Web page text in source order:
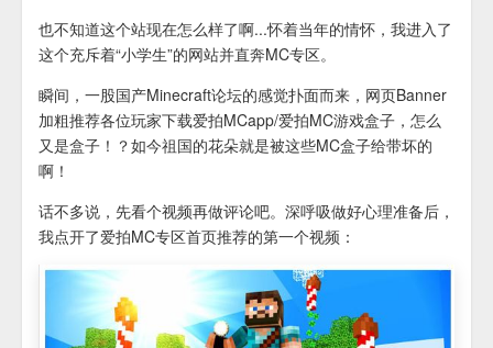
也不知道这个站现在怎么样了啊...怀着当年的情怀，我进入了
这个充斥着“小学生”的网站并直奔MC专区。
瞬间，一股国产Minecraft论坛的感觉扑面而来，网页Banner
加粗推荐各位玩家下载爱拍MCapp/爱拍MC游戏盒子，怎么
又是盒子！？如今祖国的花朵就是被这些MC盒子给带坏的
啊！
话不多说，先看个视频再做评论吧。深呼吸做好心理准备后，
我点开了爱拍MC专区首页推荐的第一个视频：